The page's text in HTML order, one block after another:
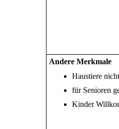
Andere Merkmale
Haustiere
für Senioren
Kinder